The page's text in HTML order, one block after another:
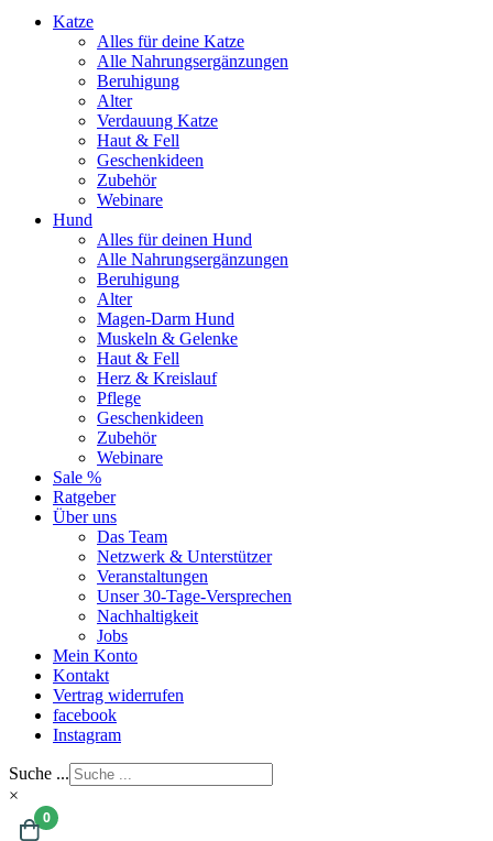
Katze
Alles für deine Katze
Alle Nahrungsergänzungen
Beruhigung
Alter
Verdauung Katze
Haut & Fell
Geschenkideen
Zubehör
Webinare
Hund
Alles für deinen Hund
Alle Nahrungsergänzungen
Beruhigung
Alter
Magen-Darm Hund
Muskeln & Gelenke
Haut & Fell
Herz & Kreislauf
Pflege
Geschenkideen
Zubehör
Webinare
Sale %
Ratgeber
Über uns
Das Team
Netzwerk & Unterstützer
Veranstaltungen
Unser 30-Tage-Versprechen
Nachhaltigkeit
Jobs
Mein Konto
Kontakt
Vertrag widerrufen
facebook
Instagram
Suche ...
×
0